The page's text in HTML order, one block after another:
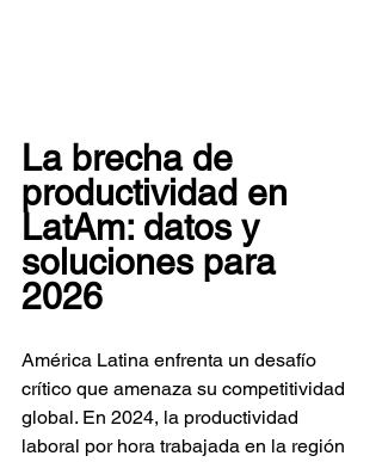
La brecha de
productividad en
LatAm: datos y
soluciones para
2026
América Latina enfrenta un desafío
crítico que amenaza su competitividad
global. En 2024, la productividad
laboral por hora trabajada en la región